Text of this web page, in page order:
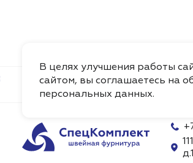
Каталог О Компании
В целях улучшения работы
сайтом, вы соглашаетесь на
персональных данных.